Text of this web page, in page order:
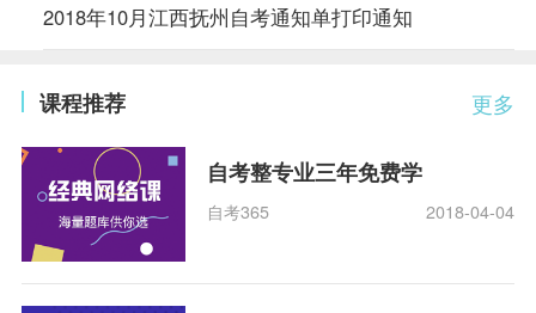
2018年10月江西抚州自考通知单打印通知
更多
课程推荐
自考整专业三年免费学
自考365 2018-04-04